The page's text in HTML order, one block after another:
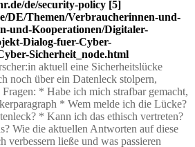
de/security-policy [5]
DE/Themen/Verbraucherinnen-und-
und-Kooperationen/Digitaler-
Dialog-fuer-Cyber-
Sicherheit_node.html
aktuell eine Sicherheitslücke
noch über ein Datenleck stolpern,
* Habe ich mich strafbar gemacht,
* Wem melde ich die Lücke?
* Kann ich das ethisch vertreten?
Wie die aktuellen Antworten auf diese
verbessern ließe und was passieren